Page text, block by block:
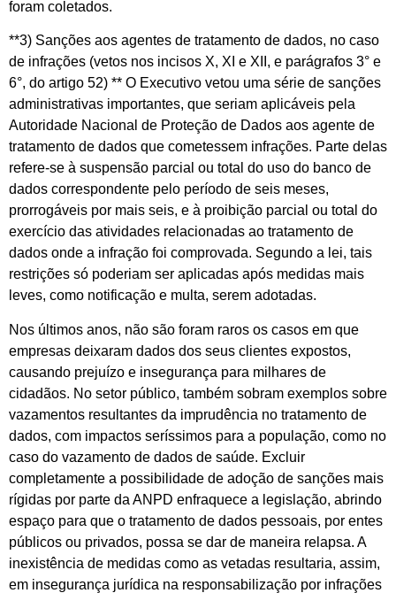
foram coletados.
**3) Sanções aos agentes de tratamento de dados, no caso
de infrações (vetos nos incisos X, XI e XII, e parágrafos 3° e
6°, do artigo 52) ** O Executivo vetou uma série de sanções
administrativas importantes, que seriam aplicáveis pela
Autoridade Nacional de Proteção de Dados aos agente de
tratamento de dados que cometessem infrações. Parte delas
refere-se à suspensão parcial ou total do uso do banco de
dados correspondente pelo período de seis meses,
prorrogáveis por mais seis, e à proibição parcial ou total do
exercício das atividades relacionadas ao tratamento de
dados onde a infração foi comprovada. Segundo a lei, tais
restrições só poderiam ser aplicadas após medidas mais
leves, como notificação e multa, serem adotadas.
Nos últimos anos, não são foram raros os casos em que
empresas deixaram dados dos seus clientes expostos,
causando prejuízo e insegurança para milhares de
cidadãos. No setor público, também sobram exemplos sobre
vazamentos resultantes da imprudência no tratamento de
dados, com impactos seríssimos para a população, como no
caso do vazamento de dados de saúde. Excluir
completamente a possibilidade de adoção de sanções mais
rígidas por parte da ANPD enfraquece a legislação, abrindo
espaço para que o tratamento de dados pessoais, por entes
públicos ou privados, possa se dar de maneira relapsa. A
inexistência de medidas como as vetadas resultaria, assim,
em insegurança jurídica na responsabilização por infrações